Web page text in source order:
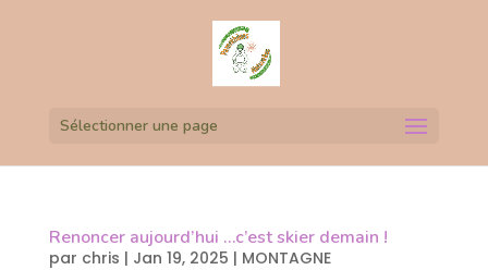
Sélectionner une page
Renoncer aujourd’hui …c’est skier demain !
par chris | Jan 19, 2025 | MONTAGNE